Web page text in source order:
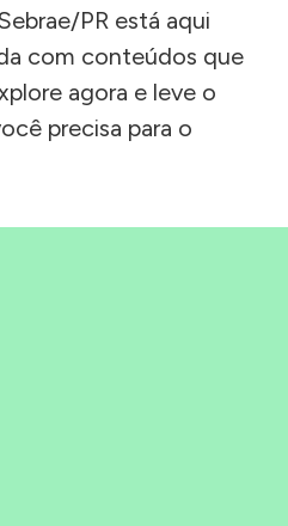
PR está aqui
com conteúdos que
agora e leve o
precisa para o